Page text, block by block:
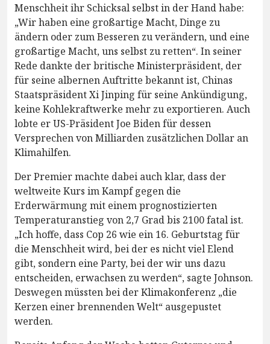
Menschheit ihr Schicksal selbst in der Hand habe:
„Wir haben eine großartige Macht, Dinge zu
ändern oder zum Besseren zu verändern, und eine
großartige Macht, uns selbst zu retten“. In seiner
Rede dankte der britische Ministerpräsident, der
für seine albernen Auftritte bekannt ist, Chinas
Staatspräsident Xi Jinping für seine Ankündigung,
keine Kohlekraftwerke mehr zu exportieren. Auch
lobte er US-Präsident Joe Biden für dessen
Versprechen von Milliarden zusätzlichen Dollar an
Klimahilfen.
Der Premier machte dabei auch klar, dass der
weltweite Kurs im Kampf gegen die
Erderwärmung mit einem prognostizierten
Temperaturanstieg von 2,7 Grad bis 2100 fatal ist.
„Ich hoffe, dass Cop 26 wie ein 16. Geburtstag für
die Menschheit wird, bei der es nicht viel Elend
gibt, sondern eine Party, bei der wir uns dazu
entscheiden, erwachsen zu werden“, sagte Johnson.
Deswegen müssten bei der Klimakonferenz „die
Kerzen einer brennenden Welt“ ausgepustet
werden.